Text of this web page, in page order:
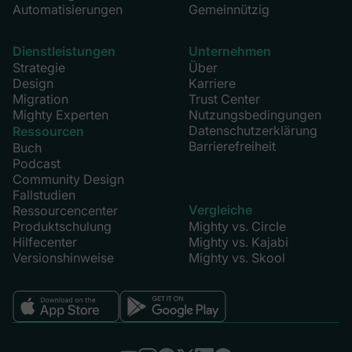
Automatisierungen
Gemeinnützig
Dienstleistungen
Strategie
Design
Migration
Mighty Experten
Ressourcen
Buch
Podcast
Community Design
Fallstudien
Ressourcencenter
Produktschulung
Hilfecenter
Versionshinweise
Unternehmen
Über
Karriere
Trust Center
Nutzungsbedingungen
Datenschutzerklärung
Barrierefreiheit
Vergleiche
Mighty vs. Circle
Mighty vs. Kajabi
Mighty vs. Skool